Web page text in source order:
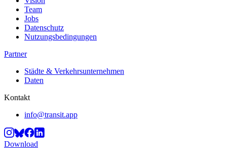
Team
Jobs
Datenschutz
Nutzungsbedingungen
Partner
Städte & Verkehrsunternehmen
Daten
Kontakt
info@transit.app
Download